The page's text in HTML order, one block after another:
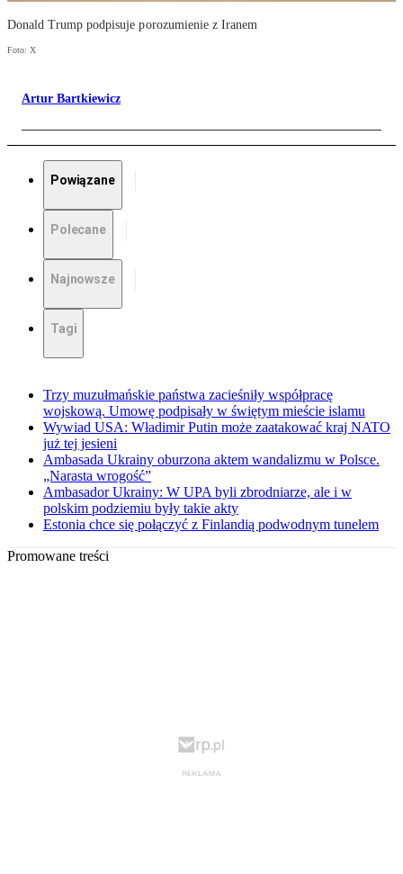
Donald Trump podpisuje porozumienie z Iranem
Foto: X
Artur Bartkiewicz
Powiązane
Polecane
Najnowsze
Tagi
Trzy muzułmańskie państwa zacieśniły współpracę
wojskową. Umowę podpisały w świętym mieście islamu
Wywiad USA: Władimir Putin może zaatakować kraj NATO
już tej jesieni
Ambasada Ukrainy oburzona aktem wandalizmu w Polsce.
„Narasta wrogość”
Ambasador Ukrainy: W UPA byli zbrodniarze, ale i w
polskim podziemiu były takie akty
Estonia chce się połączyć z Finlandią podwodnym tunelem
Promowane treści